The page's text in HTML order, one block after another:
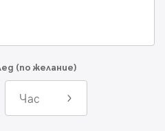
(по желание)
Час